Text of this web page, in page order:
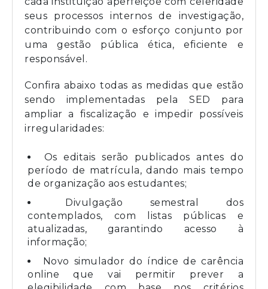
seus processos internos de investigação,
contribuindo com o esforço conjunto por
uma gestão pública ética, eficiente e
responsável.
Confira abaixo todas as medidas que estão
sendo implementadas pela SED para
ampliar a fiscalização e impedir possíveis
irregularidades:
Os editais serão publicados antes do
período de matrícula, dando mais tempo
de organização aos estudantes;
Divulgação semestral dos
contemplados, com listas públicas e
atualizadas, garantindo acesso à
informação;
Novo simulador do índice de carência
online que vai permitir prever a